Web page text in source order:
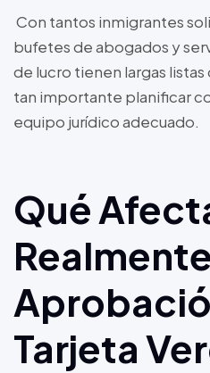
Con tantos inmigrantes
bufetes de abogados y
de lucro tienen largas
tan importante planificar
equipo jurídico adecuado.
Qué
Tarjeta